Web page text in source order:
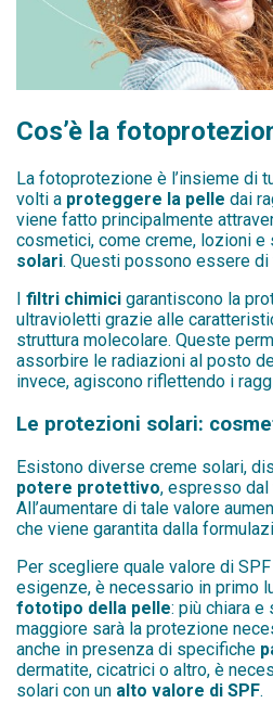
Cos’è la
La fotoprotezione è l’insieme di
volti a proteggere la pelle dai
viene fatto principalmente
cosmetici, come creme, lozioni e
solari. Questi possono essere
filtri chimici garantiscono la
ultravioletti grazie alle
struttura molecolare. Queste
assorbire le radiazioni al posto
invece, agiscono riflettendo i
Le protezioni solari:
Esistono diverse creme solari,
potere protettivo, espresso dal
All’aumentare di tale valore
che viene garantita dalla
Per scegliere quale valore di
esigenze, è necessario in primo
fototipo della pelle: più chiara
maggiore sarà la protezione
anche in presenza di specifiche
dermatite, cicatrici o altro, è
solari con un alto valore di SPF.